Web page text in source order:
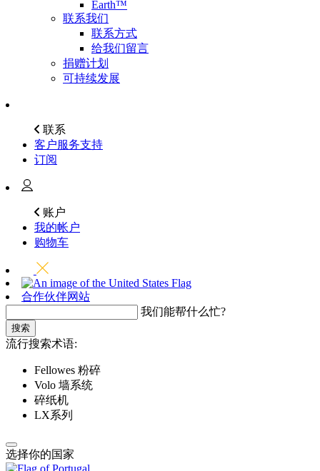
Earth™
联系我们
联系方式
给我们留言
捐赠计划
可持续发展
联系
客户服务支持
订阅
账户
我的帐户
购物车
合作伙伴网站
我们能帮什么忙?
搜索
流行搜索术语:
Fellowes 粉碎
Volo 墙系统
碎纸机
LX系列
选择你的国家